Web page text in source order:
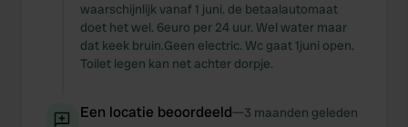
waarschijnlijk vanaf 1 juni. de betaalautomaat
doet het wel. 6euro per 24 uur. Wel water maar
dat keek bruin.Geen electric. Wc gaat 1juni open.
Toilet legen kan net achter dorpje.
Een locatie beoordeeld—3 maanden geleden